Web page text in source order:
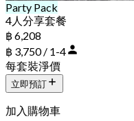
Party Pack
4人分享套餐
฿ 6,208
฿ 3,750 / 1-4
每套裝淨價
立即預訂
加入購物車